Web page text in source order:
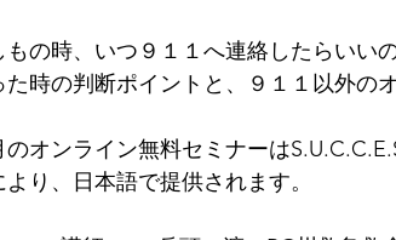
もの時、いつ９１１へ連絡したらいい
た時の判断ポイントと、９１１以外の
のオンライン無料セミナーは
より、日本語で提供されます。